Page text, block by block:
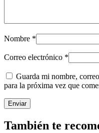
Nombre *
Correo electrónico *
Guarda mi nombre,
para la próxima vez que
También te